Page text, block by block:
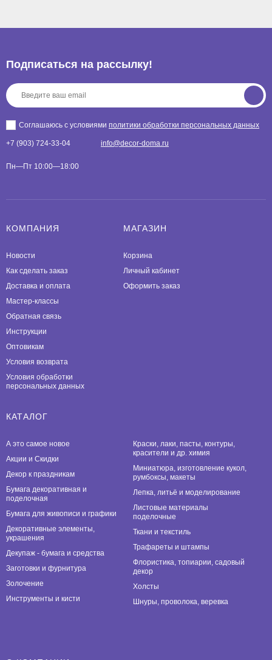
Подписаться на рассылкy!
Соглашаюсь с условиями политики обработки персональных данных
+7 (903) 724-33-04 info@decor-doma.ru
Пн—Пт 10:00—18:00
КОМПАНИЯ
Новости
Как сделать заказ
Доставка и оплата
Мастер-классы
Обратная связь
Инструкции
Оптовикам
Условия возврата
Условия обработки
персональных данных
МАГАЗИН
Корзина
Личный кабинет
Оформить заказ
КАТАЛОГ
А это самое новое
Акции и Скидки
Декор к праздникам
Бумага декоративная и
поделочная
Бумага для живописи и графики
Декоративные элементы,
украшения
Декупаж - бумага и средства
Заготовки и фурнитура
Золочение
Инструменты и кисти
Краски, лаки, пасты, контуры,
красители и др. химия
Миниатюра, изготовление кукол,
румбоксы, макеты
Лепка, литьё и моделирование
Листовые материалы
поделочные
Ткани и текстиль
Трафареты и штампы
Флористика, топиарии, садовый
декор
Холсты
Шнуры, проволока, веревка